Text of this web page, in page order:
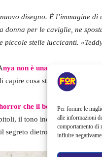
Per fornire le
alle informazioni
comportamento di
influire
disegno. È l’immagine
donna per le caviglie, ne
piccole stelle luccicanti.
nya non è una semplice amica
capire cosa sta succedendo,
che il booktrailer ci ha
il tono inquietante lascia
segreto dietro i disegni del